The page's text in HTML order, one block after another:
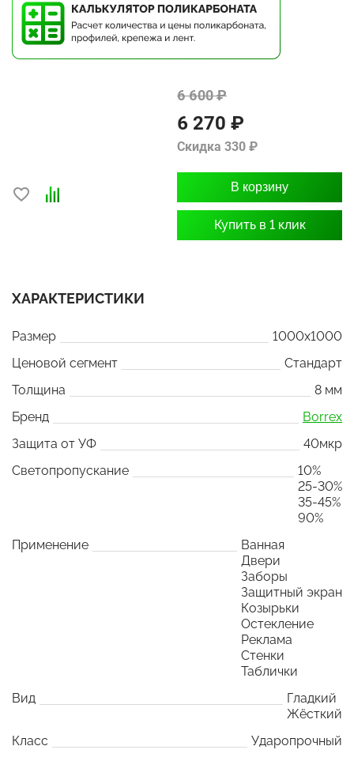
6 600 ₽
6 270 ₽
Скидка 330 ₽
В корзину
Купить в 1 клик
ХАРАКТЕРИСТИКИ
Размер
1000x1000
Ценовой сегмент
Стандарт
Толщина
8 мм
Бренд
Borrex
Защита от УФ
40мкр
Светопропускание
10%
25-30%
35-45%
90%
Применение
Ванная
Двери
Заборы
Защитный экран
Козырьки
Остекление
Реклама
Стенки
Таблички
Вид
Гладкий
Жёсткий
Класс
Ударопрочный